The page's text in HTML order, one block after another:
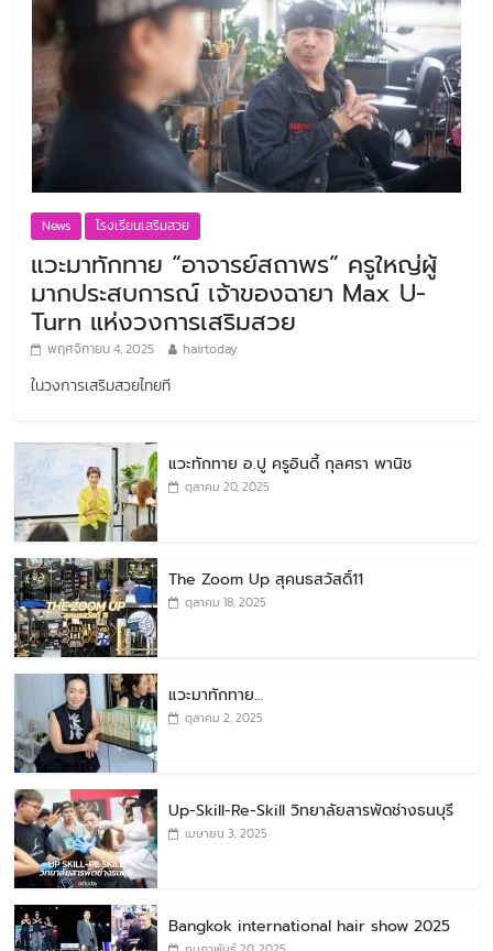
News โรงเรียนเสริมสวย
แวะมาทักทาย “อาจารย์สถาพร” ครูใหญ่ผู้
มากประสบการณ์ เจ้าของฉายา Max U-
Turn แห่งวงการเสริมสวย
พฤศจิกายน 4, 2025 hairtoday
ในวงการเสริมสวยไทยที
แวะทักทาย อ.ปู ครูอินดี้ กุลศรา พานิช
ตุลาคม 20, 2025
The Zoom Up สุคนธสวัสดิ์11
ตุลาคม 18, 2025
แวะมาทักทาย…
ตุลาคม 2, 2025
Up-Skill-Re-Skill วิทยาลัยสารพัดช่างธนบุรี
เมษายน 3, 2025
Bangkok international hair show 2025